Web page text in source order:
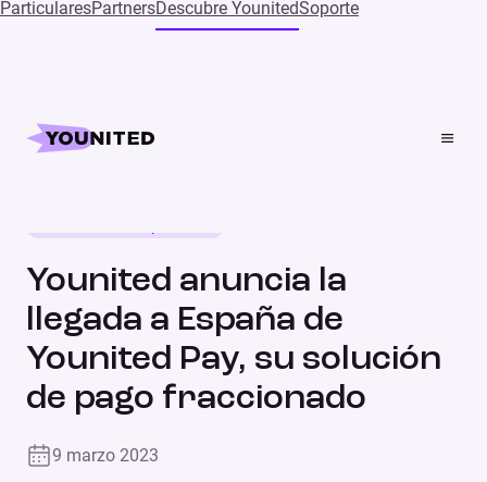
ParticularesPartnersDescubre YounitedSoporte
Home
Younited anuncia la llegada a España de Younited Pay,
Younited anuncia la
llegada a España de
Younited Pay, su solución
de pago fraccionado
9 marzo 2023